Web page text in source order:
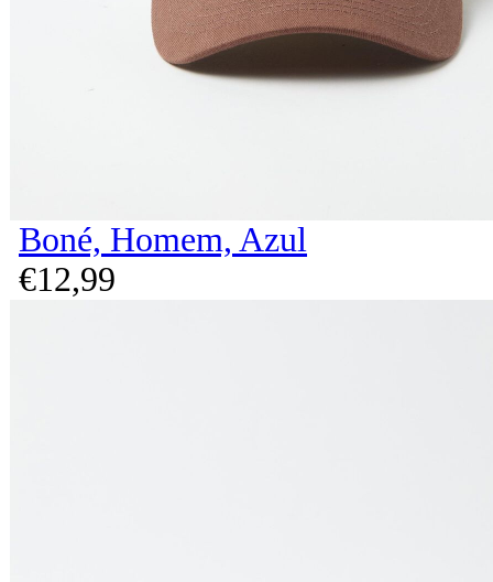
Boné, Homem, Azul
€12,99